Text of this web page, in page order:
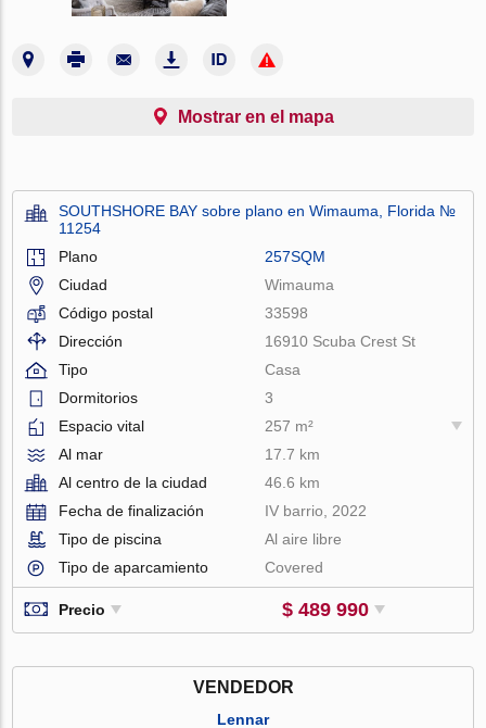
Mostrar en el mapa
SOUTHSHORE BAY sobre plano en Wimauma, Florida №
11254
Plano
257SQM
Ciudad
Wimauma
Código postal
33598
Dirección
16910 Scuba Crest St
Tipo
Casa
Dormitorios
3
Espacio vital
257 m²
Al mar
17.7 km
Al centro de la ciudad
46.6 km
Fecha de finalización
IV barrio, 2022
Tipo de piscina
Al aire libre
Tipo de aparcamiento
Covered
Precio $ 489 990
VENDEDOR
Lennar